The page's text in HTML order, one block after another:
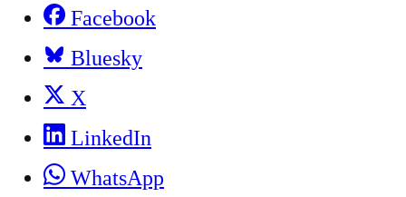
Facebook
Bluesky
X
LinkedIn
WhatsApp